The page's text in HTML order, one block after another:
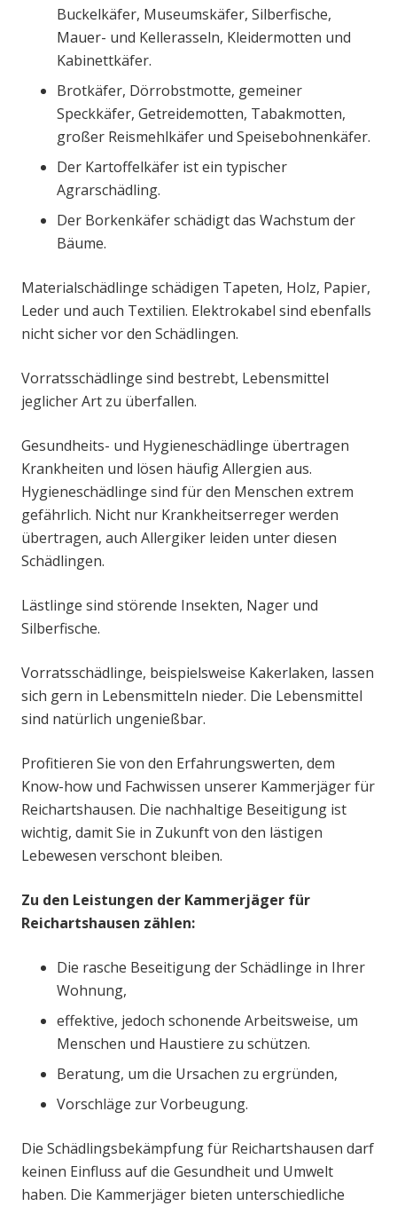
Buckelkäfer, Museumskäfer, Silberfische,
Mauer- und Kellerasseln, Kleidermotten und
Kabinettkäfer.
Brotkäfer, Dörrobstmotte, gemeiner
Speckkäfer, Getreidemotten, Tabakmotten,
großer Reismehlkäfer und Speisebohnenkäfer.
Der Kartoffelkäfer ist ein typischer
Agrarschädling.
Der Borkenkäfer schädigt das Wachstum der
Bäume.
Materialschädlinge schädigen Tapeten, Holz, Papier,
Leder und auch Textilien. Elektrokabel sind ebenfalls
nicht sicher vor den Schädlingen.
Vorratsschädlinge sind bestrebt, Lebensmittel
jeglicher Art zu überfallen.
Gesundheits- und Hygieneschädlinge übertragen
Krankheiten und lösen häufig Allergien aus.
Hygieneschädlinge sind für den Menschen extrem
gefährlich. Nicht nur Krankheitserreger werden
übertragen, auch Allergiker leiden unter diesen
Schädlingen.
Lästlinge sind störende Insekten, Nager und
Silberfische.
Vorratsschädlinge, beispielsweise Kakerlaken, lassen
sich gern in Lebensmitteln nieder. Die Lebensmittel
sind natürlich ungenießbar.
Profitieren Sie von den Erfahrungswerten, dem
Know-how und Fachwissen unserer Kammerjäger für
Reichartshausen. Die nachhaltige Beseitigung ist
wichtig, damit Sie in Zukunft von den lästigen
Lebewesen verschont bleiben.
Zu den Leistungen der Kammerjäger für
Reichartshausen zählen:
Die rasche Beseitigung der Schädlinge in Ihrer
Wohnung,
effektive, jedoch schonende Arbeitsweise, um
Menschen und Haustiere zu schützen.
Beratung, um die Ursachen zu ergründen,
Vorschläge zur Vorbeugung.
Die Schädlingsbekämpfung für Reichartshausen darf
keinen Einfluss auf die Gesundheit und Umwelt
haben. Die Kammerjäger bieten unterschiedliche